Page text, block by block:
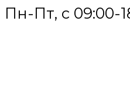
Пн-Пт, с 09:00-